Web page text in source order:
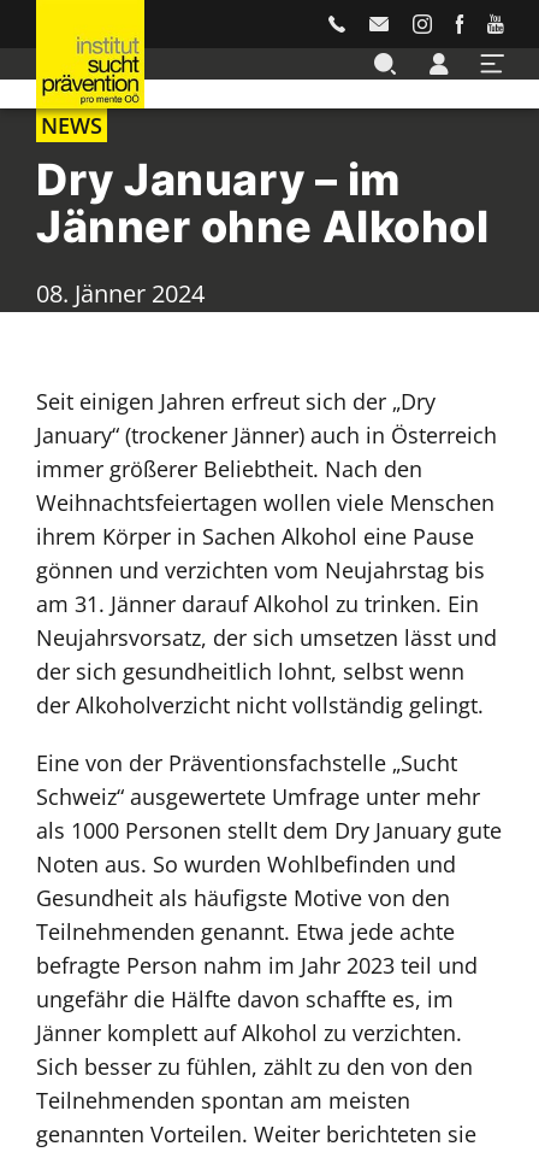
Zur Hauptnavigation
Zur Unternavigation
Zur SucheAccesskey
[3]
Zum Inhalt
Zur Footernavigation
NEWS
Dry January – im
Jänner ohne Alkohol
08. Jänner 2024
Seit einigen Jahren erfreut sich der „Dry
January“ (trockener Jänner) auch in Österreich
immer größerer Beliebtheit. Nach den
Weihnachtsfeiertagen wollen viele Menschen
ihrem Körper in Sachen Alkohol eine Pause
gönnen und verzichten vom Neujahrstag bis
am 31. Jänner darauf Alkohol zu trinken. Ein
Neujahrsvorsatz, der sich umsetzen lässt und
der sich gesundheitlich lohnt, selbst wenn
der Alkoholverzicht nicht vollständig gelingt.
Eine von der Präventionsfachstelle „Sucht
Schweiz“ ausgewertete Umfrage unter mehr
als 1000 Personen stellt dem Dry January gute
Noten aus. So wurden Wohlbefinden und
Gesundheit als häufigste Motive von den
Teilnehmenden genannt. Etwa jede achte
befragte Person nahm im Jahr 2023 teil und
ungefähr die Hälfte davon schaffte es, im
Jänner komplett auf Alkohol zu verzichten.
Sich besser zu fühlen, zählt zu den von den
Teilnehmenden spontan am meisten
genannten Vorteilen. Weiter berichteten sie